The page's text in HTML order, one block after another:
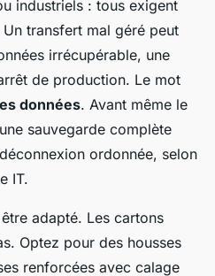
industriels : tous exigent
transfert mal géré peut
irrécupérable, une
de production. Le mot
données. Avant même le
sauvegarde complète
ordonnée, selon
IT.
adapté. Les cartons
Optez pour des housses
renforcées avec calage